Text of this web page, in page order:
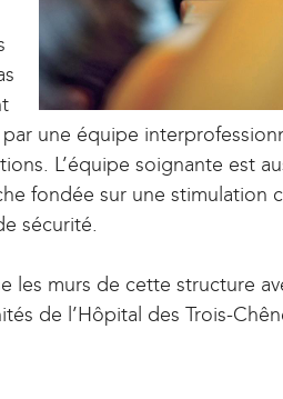
une équipe
L’équipe soignante est
fondée sur une stimulation
sécurité.
les murs de cette structure
de l’Hôpital des Trois-